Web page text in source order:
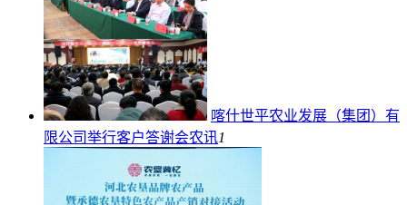
喀什世平农业发展（集团）有
限公司举行客户答谢会农讯1